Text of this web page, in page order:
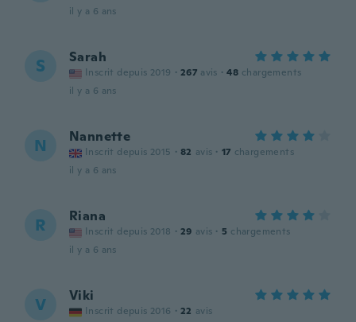
il y a 6 ans
S Sarah
Inscrit depuis 2019 · 267 avis · 48 chargements
il y a 6 ans
N Nannette
Inscrit depuis 2015 · 82 avis · 17 chargements
il y a 6 ans
R Riana
Inscrit depuis 2018 · 29 avis · 5 chargements
il y a 6 ans
V Viki
Inscrit depuis 2016 · 22 avis